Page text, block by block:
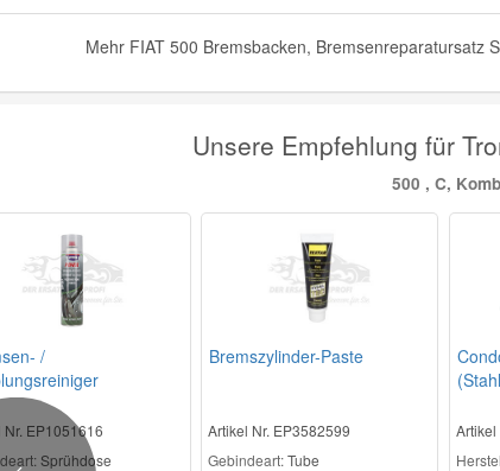
Mehr FIAT 500 Bremsbacken, Bremsenreparatursatz
Unsere Empfehlung für
500 , C,
/
Nr. EP1051616
Sprühdose
Bremszylinder-Paste
Artikel Nr. EP3582599
Gebindeart:Tube
Artikel